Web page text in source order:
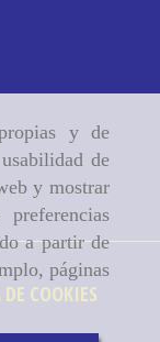
y de
de
y mostrar
a partir de
páginas
COOKIES